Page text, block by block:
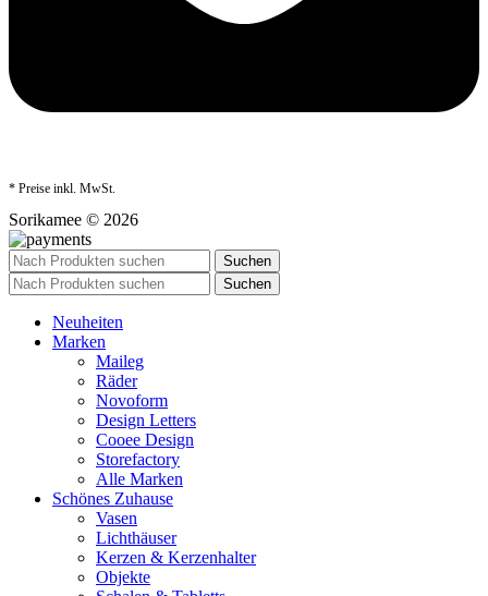
* Preise inkl. MwSt.
Sorikamee © 2026
Suchen
Suchen
Neuheiten
Marken
Maileg
Räder
Novoform
Design Letters
Cooee Design
Storefactory
Alle Marken
Schönes Zuhause
Vasen
Lichthäuser
Kerzen & Kerzenhalter
Objekte